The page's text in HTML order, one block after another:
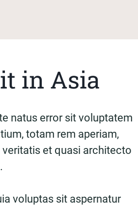
in Asia
natus error sit voluptatem
totam rem aperiam,
et quasi architecto
voluptas sit aspernatur